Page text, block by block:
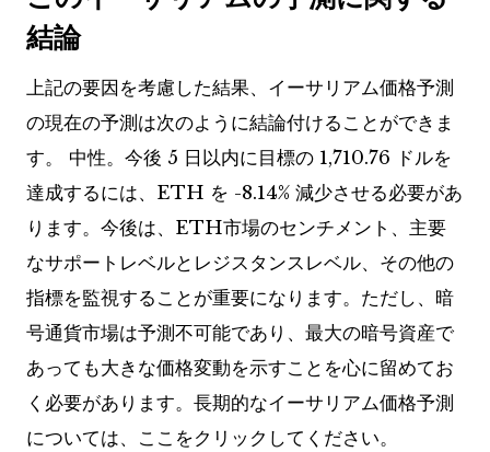
結論
上記の要因を考慮した結果、イーサリアム価格予測
の現在の予測は次のように結論付けることができま
す。 中性。今後 5 日以内に目標の 1,710.76 ドルを
達成するには、ETH を -8.14% 減少させる必要があ
ります。今後は、ETH市場のセンチメント、主要
なサポートレベルとレジスタンスレベル、その他の
指標を監視することが重要になります。ただし、暗
号通貨市場は予測不可能であり、最大の暗号資産で
あっても大きな価格変動を示すことを心に留めてお
く必要があります。長期的なイーサリアム価格予測
については、ここをクリックしてください。